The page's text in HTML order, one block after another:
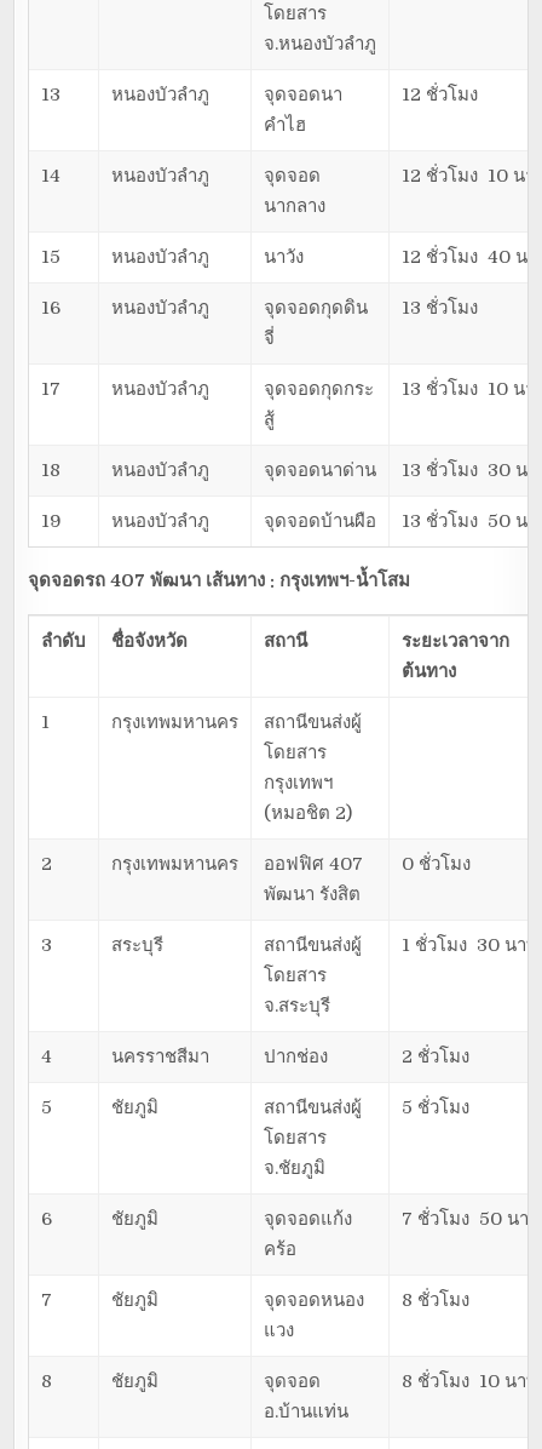
โดยสาร
จ.หนองบัวลำภู
13 หนองบัวลำภู
จุดจอดนา
คำไฮ
12 ชั่วโมง
14 หนองบัวลำภู
จุดจอด
นากลาง
12 ชั่วโมง 10 นา
15 หนองบัวลำภู นาวัง 12 ชั่วโมง 40 น
16 หนองบัวลำภู
จุดจอดกุดดิน
จี่
13 ชั่วโมง
17 หนองบัวลำภู
จุดจอดกุดกระ
สู้
13 ชั่วโมง 10 นา
18 หนองบัวลำภู จุดจอดนาด่าน 13 ชั่วโมง 30 น
19 หนองบัวลำภู จุดจอดบ้านผือ 13 ชั่วโมง 50 น
จุดจอดรถ 407 พัฒนา เส้นทาง : กรุงเทพฯ-น้ำโสม
ลำดับ ชื่อจังหวัด สถานี
ระยะเวลาจาก
ต้นทาง
1 กรุงเทพมหานคร
สถานีขนส่งผู้
โดยสาร
กรุงเทพฯ
(หมอชิต 2)
2 กรุงเทพมหานคร
ออฟฟิศ 407
พัฒนา รังสิต
0 ชั่วโมง
3 สระบุรี
สถานีขนส่งผู้
โดยสาร
จ.สระบุรี
1 ชั่วโมง 30 นาที
4 นครราชสีมา ปากช่อง 2 ชั่วโมง
5 ชัยภูมิ
สถานีขนส่งผู้
โดยสาร
จ.ชัยภูมิ
5 ชั่วโมง
6 ชัยภูมิ
จุดจอดแก้ง
คร้อ
7 ชั่วโมง 50 นาที
7 ชัยภูมิ
จุดจอดหนอง
แวง
8 ชั่วโมง
8 ชัยภูมิ
จุดจอด
อ.บ้านแท่น
8 ชั่วโมง 10 นาที